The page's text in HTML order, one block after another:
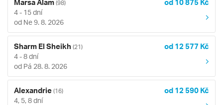
Marsa Alam (98) od 10 875 Kč
4 - 15 dní
od Ne 9. 8. 2026
Sharm El Sheikh (21) od 12 577 Kč
4 - 8 dní
od Pá 28. 8. 2026
Alexandrie (16) od 12 590 Kč
4, 5, 8 dní